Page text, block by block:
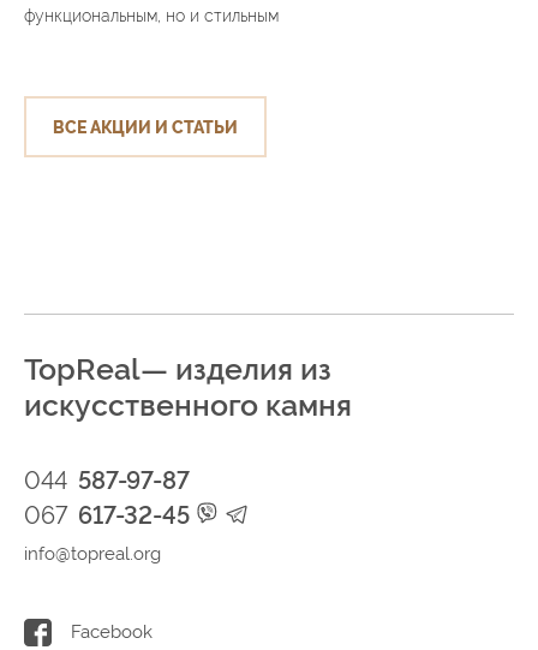
функциональным, но и стильным
ВСЕ АКЦИИ И СТАТЬИ
TopReal— изделия из
искусственного камня
044 587-97-87
067 617-32-45
info@topreal.org
Facebook